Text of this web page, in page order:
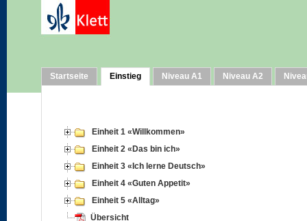
Startseite Einstieg Niveau A1 Niveau A2
Einheit 1 «Willkommen»
Einheit 2 «Das bin ich»
Einheit 3 «Ich lerne Deutsch»
Einheit 4 «Guten Appetit»
Einheit 5 «Alltag»
Übersicht